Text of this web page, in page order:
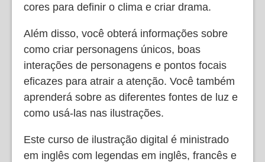
cores para definir o clima e criar drama.
Além disso, você obterá informações sobre
como criar personagens únicos, boas
interações de personagens e pontos focais
eficazes para atrair a atenção. Você também
aprenderá sobre as diferentes fontes de luz e
como usá-las nas ilustrações.
Este curso de ilustração digital é ministrado
em inglês com legendas em inglês, francês e